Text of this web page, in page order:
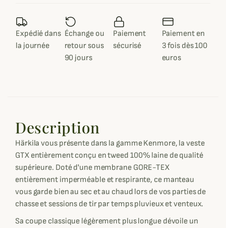
Expédié dans
la journée
Échange ou
retour sous
90 jours
Paiement
sécurisé
Paiement en
3 fois dès 100
euros
Description
Härkila vous présente dans la gamme Kenmore, la veste
GTX entièrement conçu en tweed 100% laine de qualité
supérieure. Doté d'une membrane GORE-TEX
entièrement imperméable et respirante, ce manteau
vous garde bien au sec et au chaud lors de vos parties de
chasse et sessions de tir par temps pluvieux et venteux.
Sa coupe classique légèrement plus longue dévoile un